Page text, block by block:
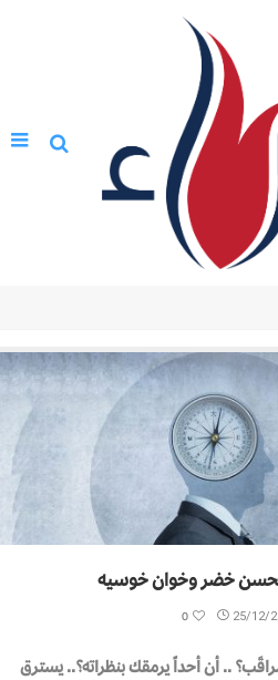
محسن خضر وخوان خوسيه
25/12/
0
.. أن أحداً يرمقك بنظراته؟.. يسترق